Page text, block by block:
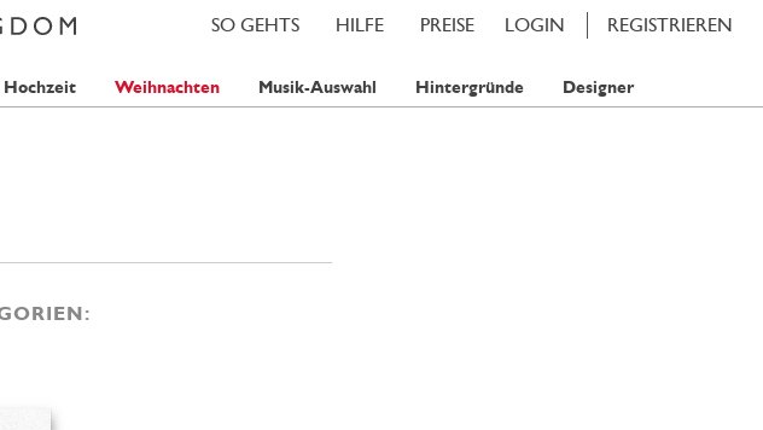
LOGIN REGISTRIEREN
PREISE
HILFE
SO GEHTS
Hochzeit Weihnachten Musik-Auswahl Hintergründe Designer